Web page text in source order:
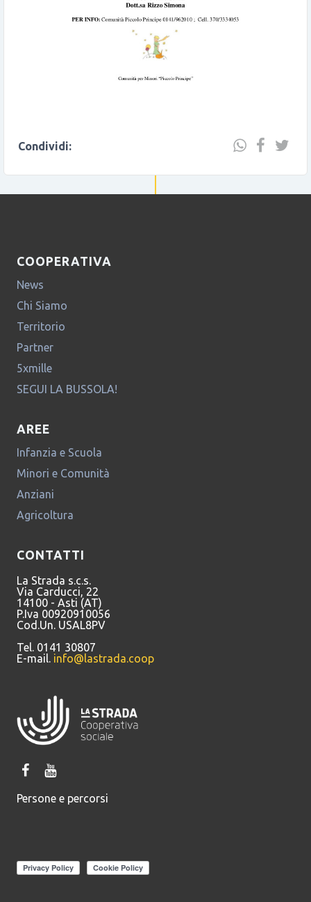
Condividi:
COOPERATIVA
News
Chi Siamo
Territorio
Partner
5xmille
SEGUI LA BUSSOLA!
AREE
Infanzia e Scuola
Minori e Comunità
Anziani
Agricoltura
CONTATTI
La Strada s.c.s.
Via Carducci, 22
14100 - Asti (AT)
P.Iva 00920910056
Cod.Un. USAL8PV
Tel. 0141 30807
E-mail. info@lastrada.coop
Persone e percorsi